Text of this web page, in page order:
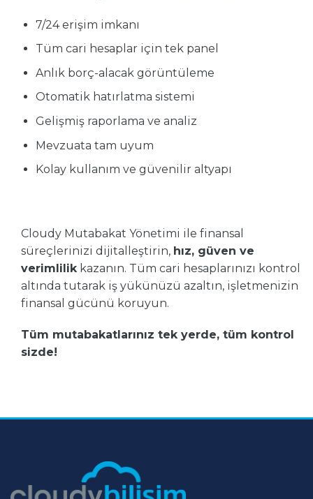
7/24 erişim imkanı
Tüm cari hesaplar için tek panel
Anlık borç-alacak görüntüleme
Otomatik hatırlatma sistemi
Gelişmiş raporlama ve analiz
Mevzuata tam uyum
Kolay kullanım ve güvenilir altyapı
Cloudy Mutabakat Yönetimi ile finansal
süreçlerinizi dijitalleştirin, hız, güven ve
verimlilikkazanın. Tüm cari hesaplarınızı kontrol
altında tutarak iş yükünüzü azaltın, işletmenizin
finansal gücünü koruyun.
Tüm mutabakatlarınız tek yerde, tüm kontrol
sizde!